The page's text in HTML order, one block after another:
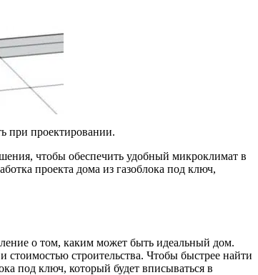
при проектировании.
чтобы обеспечить удобный микроклимат в
проекта дома из газоблока под ключ,
о том, каким может быть идеальный дом.
строительства. Чтобы быстрее найти
под ключ, который будет вписываться в